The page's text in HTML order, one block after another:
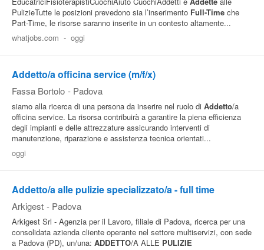
PulizieTutte le posizioni prevedono sia l’inserimento Full-Time che
Part-Time, le risorse saranno inserite in un contesto altamente...
whatjobs.com - oggi
Addetto/a officina service (m/f/x)
Fassa Bortolo - Padova
siamo alla ricerca di una persona da inserire nel ruolo di Addetto/a
officina service. La risorsa contribuirà a garantire la piena efficienza
degli impianti e delle attrezzature assicurando interventi di
manutenzione, riparazione e assistenza tecnica orientati...
oggi
Addetto/a alle pulizie specializzato/a - full time
Arkigest - Padova
Arkigest Srl - Agenzia per il Lavoro, filiale di Padova, ricerca per una
consolidata azienda cliente operante nel settore multiservizi, con sede
a Padova (PD), un/una: ADDETTO/A ALLE PULIZIE